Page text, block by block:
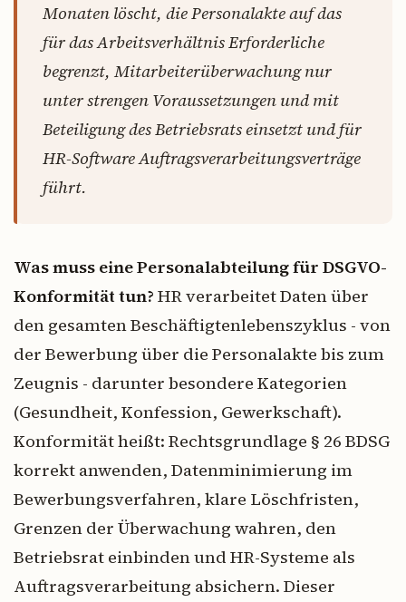
Monaten löscht, die Personalakte auf das
für das Arbeitsverhältnis Erforderliche
begrenzt, Mitarbeiterüberwachung nur
unter strengen Voraussetzungen und mit
Beteiligung des Betriebsrats einsetzt und für
HR-Software Auftragsverarbeitungsverträge
führt.
Was muss eine Personalabteilung für DSGVO-
Konformität tun? HR verarbeitet Daten über
den gesamten Beschäftigtenlebenszyklus - von
der Bewerbung über die Personalakte bis zum
Zeugnis - darunter besondere Kategorien
(Gesundheit, Konfession, Gewerkschaft).
Konformität heißt: Rechtsgrundlage § 26 BDSG
korrekt anwenden, Datenminimierung im
Bewerbungsverfahren, klare Löschfristen,
Grenzen der Überwachung wahren, den
Betriebsrat einbinden und HR-Systeme als
Auftragsverarbeitung absichern. Dieser